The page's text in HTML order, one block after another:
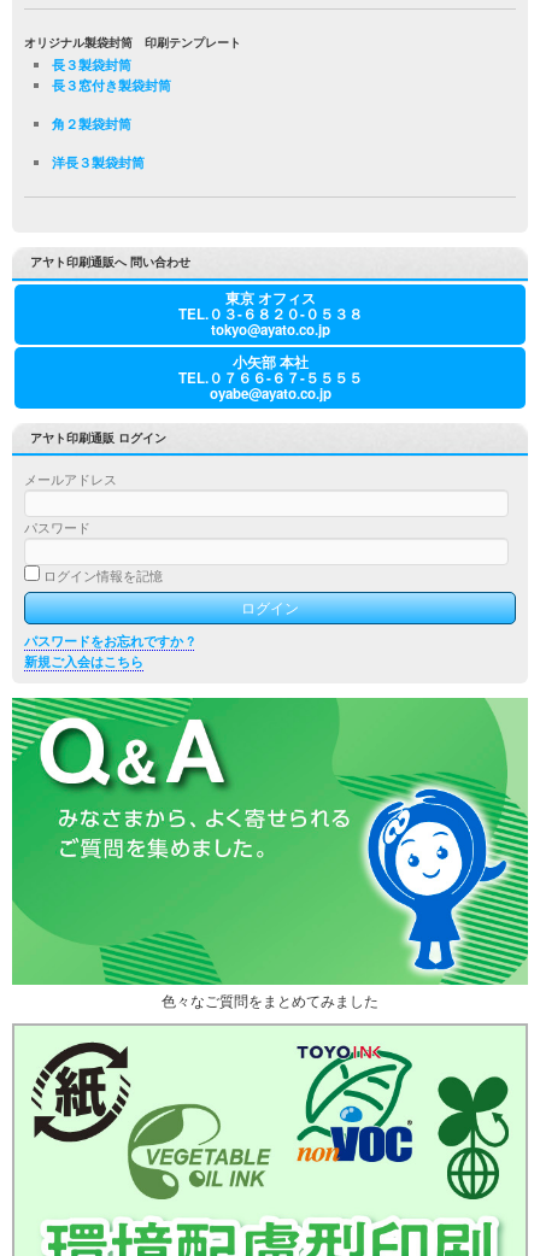
オリジナル製袋封筒 印刷テンプレート
長３製袋封筒
長３窓付き製袋封筒
角２製袋封筒
洋長３製袋封筒
アヤト印刷通販へ 問い合わせ
東京 オフィス
TEL.０３-６８２０-０５３８
tokyo@ayato.co.jp
小矢部 本社
TEL.０７６６-６７-５５５５
oyabe@ayato.co.jp
アヤト印刷通販 ログイン
メールアドレス
パスワード
ログイン情報を記憶
パスワードをお忘れですか ?
新規ご入会はこちら
色々なご質問をまとめてみました